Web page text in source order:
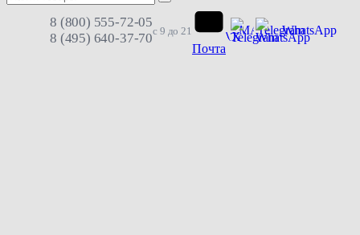
8 (800) 555-72-05
8 (495) 640-37-70с 9 до 21
Почта
MAXTelegramWhatsApp